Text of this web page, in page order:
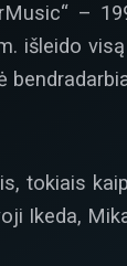
–
išleido
tokiais
Ikeda,